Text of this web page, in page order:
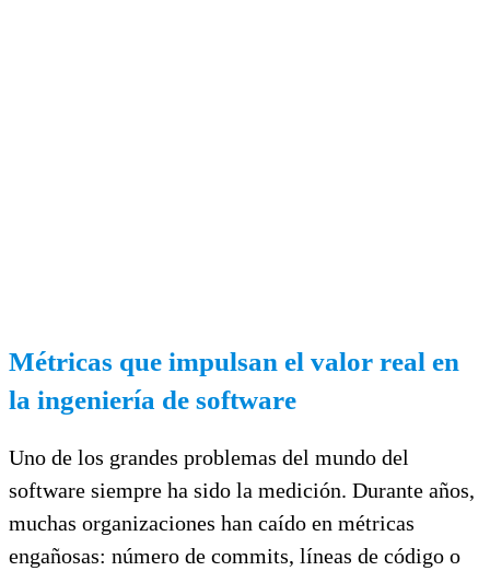
Métricas que impulsan el valor real en
la ingeniería de software
Uno de los grandes problemas del mundo del
software siempre ha sido la medición. Durante años,
muchas organizaciones han caído en métricas
engañosas: número de commits, líneas de código o